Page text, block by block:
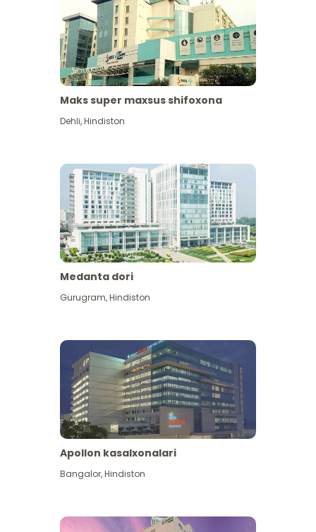
Maks super maxsus shifoxona
Dehli,Hindiston
Medanta dori
Gurugram,Hindiston
Apollon kasalxonalari
Bangalor,Hindiston